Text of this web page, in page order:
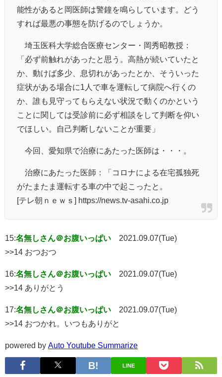
能性があると岡医師は警鐘を鳴らしています。どう
すれば最悪の事態を防げるのでしょうか。
埼玉医科大学総合医療センター・岡秀昭教授：
「必ず前触れがあったと思う。高熱が続いていたと
か、動けば多少、息切れがあったとか、そういった
症状がある場合に1人で車を運転して病院へ行くの
か、誰も見守ってもらえない状況で動くのかという
ことに関しては受診前に必ず相談をして判断を仰い
でほしい。自己判断しないことが重要」
今回、愛知県で治療にあたった医師は・・・。
治療にあたった医師：「コロナによる在宅孤独死
がたまたま運転する車の中で起こったと。
[テレ朝ｎｅｗｓ] https://news.tv-asahi.co.jp
15:名無しさん＠お腹いっぱい
2021.09.07(Tue)
>>14 おつおつ
16:名無しさん＠お腹いっぱい
2021.09.07(Tue)
>>14 ありがとう
17:名無しさん＠お腹いっぱい
2021.09.07(Tue)
>>14 おつかれ。いつもありがと
powered by Auto Youtube Summarize
LINE